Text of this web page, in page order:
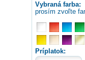
Vybraná farba:
prosím zvoľte
Príplatok: